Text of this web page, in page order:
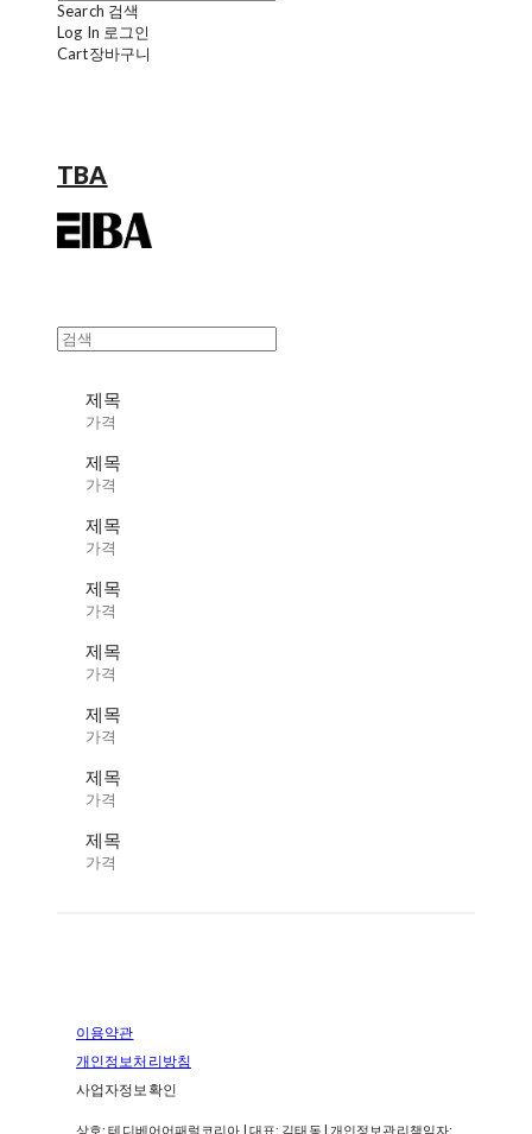
Search 검색
Log In 로그인
Cart장바구니
TBA
제목
가격
제목
가격
제목
가격
제목
가격
제목
가격
제목
가격
제목
가격
제목
가격
이용약관
개인정보처리방침
사업자정보확인
상호: 테디베어어패럴코리아 | 대표: 김태동 | 개인정보관리책임자: